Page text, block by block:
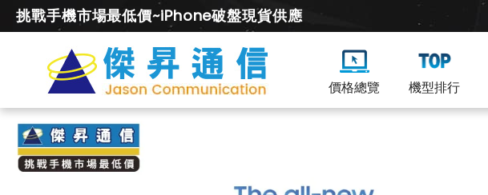
挑戰手機市場最低價~iPhone破盤現貨供應
價格總覽 機型排行